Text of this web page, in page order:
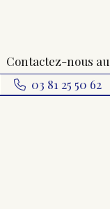
Contactez-nous au
03 81 25 50 62